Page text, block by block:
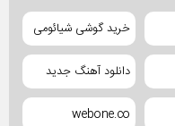
خرید گوشی شیائومی
دانلود آهنگ جدید
webone.co